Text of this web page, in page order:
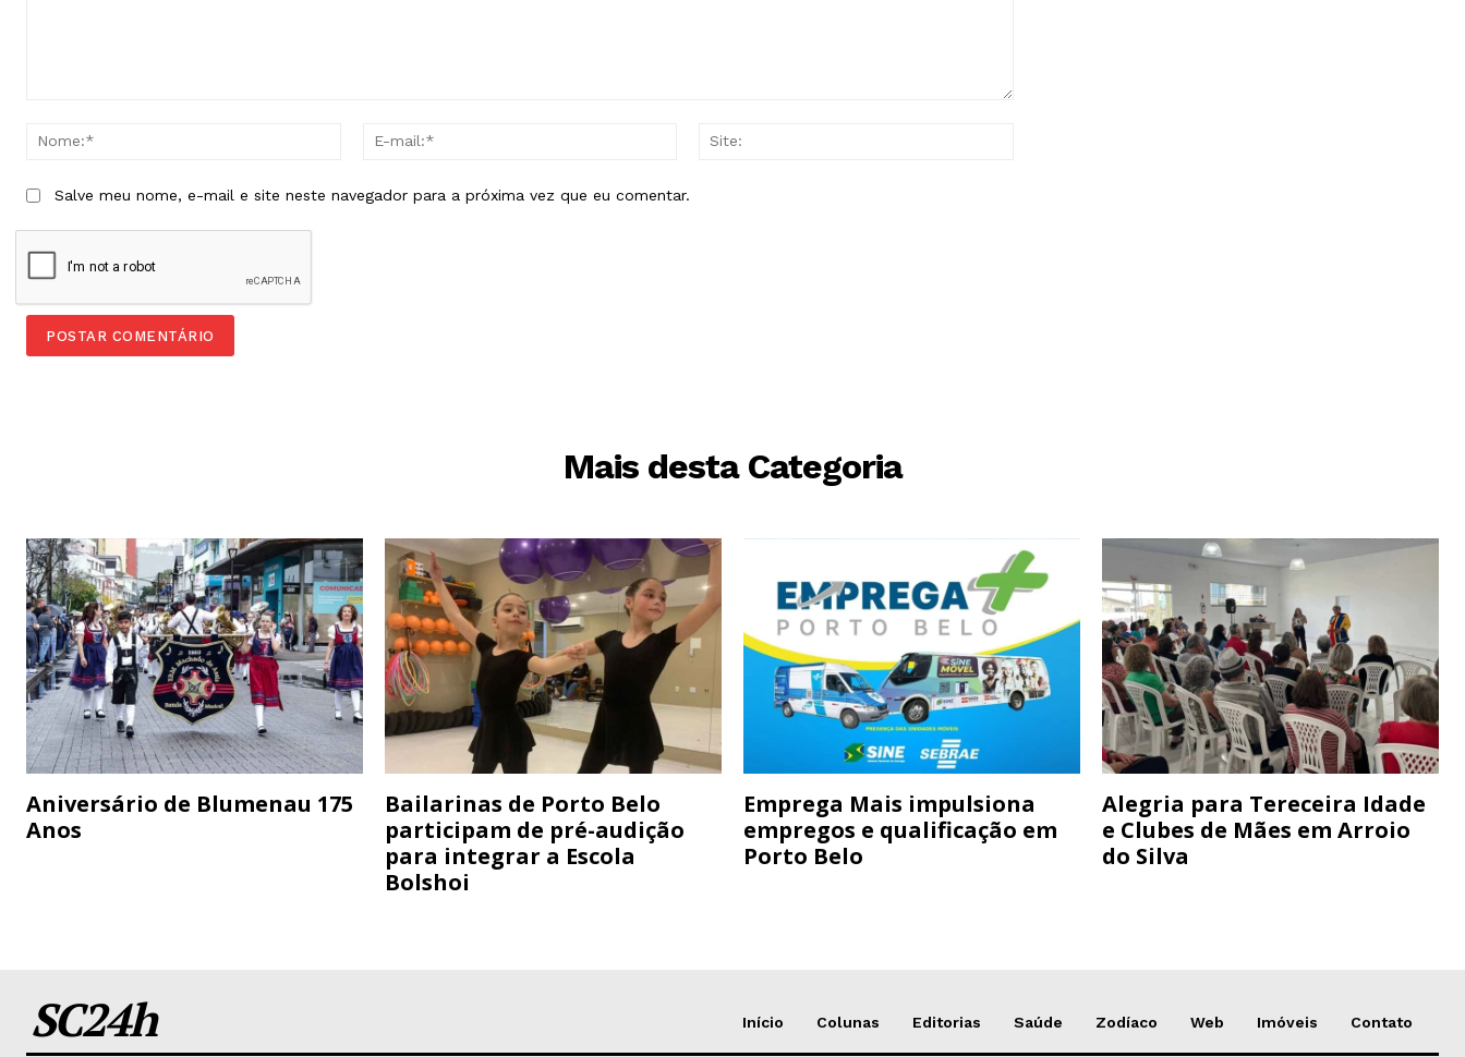
Nome:*
Salve meu nome, e-mail e site neste navegador para a próxima vez que eu comentar.
Mais desta Categoria
Aniversário de Blumenau 175
Anos
Bailarinas de Porto Belo
participam de pré-audição
para integrar a Escola
Bolshoi
Emprega Mais impulsiona
empregos e qualificação em
Porto Belo
Alegria para Tereceira Idade
e Clubes de Mães em Arroio
do Silva
SC24h Início Colunas Editorias Saúde Zodíaco Web Imóveis Contato